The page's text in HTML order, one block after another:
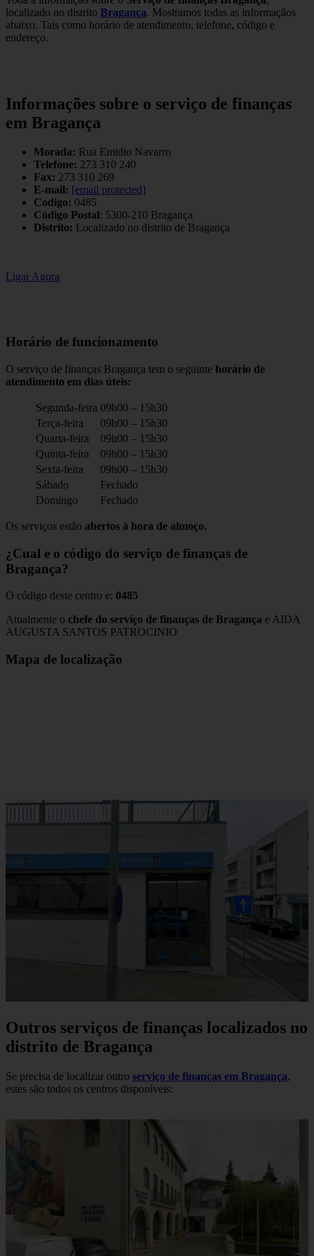
localizado no distrito Bragança. Mostramos todas as informaçãos
abaixo. Tais como horário de atendimento, telefone, código e
endereço.
Informações sobre o serviço de finanças
em Bragança
Morada: Rua Emidio Navarro
Telefone: 273 310 240
Fax: 273 310 269
E-mail: [email protected]
Codigo: 0485
Código Postal: 5300-210 Bragança
Distrito: Localizado no distrito de Bragança
Ligar Agora
Horário de funcionamento
O serviço de finanças Bragança tem o seguinte horário de
atendimento em dias úteis:
Segunda-feira 09h00 – 15h30
Terça-feira
09h00 – 15h30
Quarta-feira
09h00 – 15h30
Quinta-feira
09h00 – 15h30
Sexta-feira
09h00 – 15h30
Sábado
Fechado
Domingo
Fechado
Os serviços estão abertos à hora de almoço.
¿Cual e o código do serviço de finanças de
Bragança?
O código deste centro e: 0485
Atualmente o chefe do serviço de finanças de Bragança e AIDA
AUGUSTA SANTOS PATROCINIO
Mapa de localização
Outros serviços de finanças localizados no
distrito de Bragança
Se precisa de localizar outro serviço de finanças em Bragança,
estes são todos os centros disponíveis: